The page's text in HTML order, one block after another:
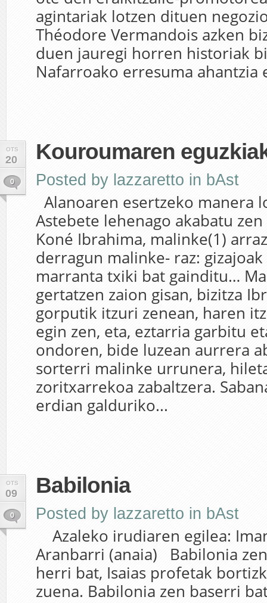
agintariak lotzen dituen
Théodore Vermandois azken
duen jauregi horren historiak
Nafarroako erresuma ahantzia
OTS
20
0
Kouroumaren
Posted by lazzaretto in bAst
Alanoaren esertzeko manera
Astebete lehenago akabatu
Koné Ibrahima, malinke(1)
derragun malinke- raz: gizajoak
marranta txiki bat gainditu…
gertatzen zaion gisan, bizitza
gorputik itzuri zenean, haren
egin zen, eta, eztarria garbitu
ondoren, bide luzean aurrera
sorterri malinke urrunera,
zoritxarrekoa zabaltzera.
erdian galduriko...
OTS
09
0
Babilonia
Posted by lazzaretto in bAst
Azaleko irudiaren egilea:
Aranbarri (anaia) Babilonia
herri bat, Isaias profetak
zuena. Babilonia zen baserri